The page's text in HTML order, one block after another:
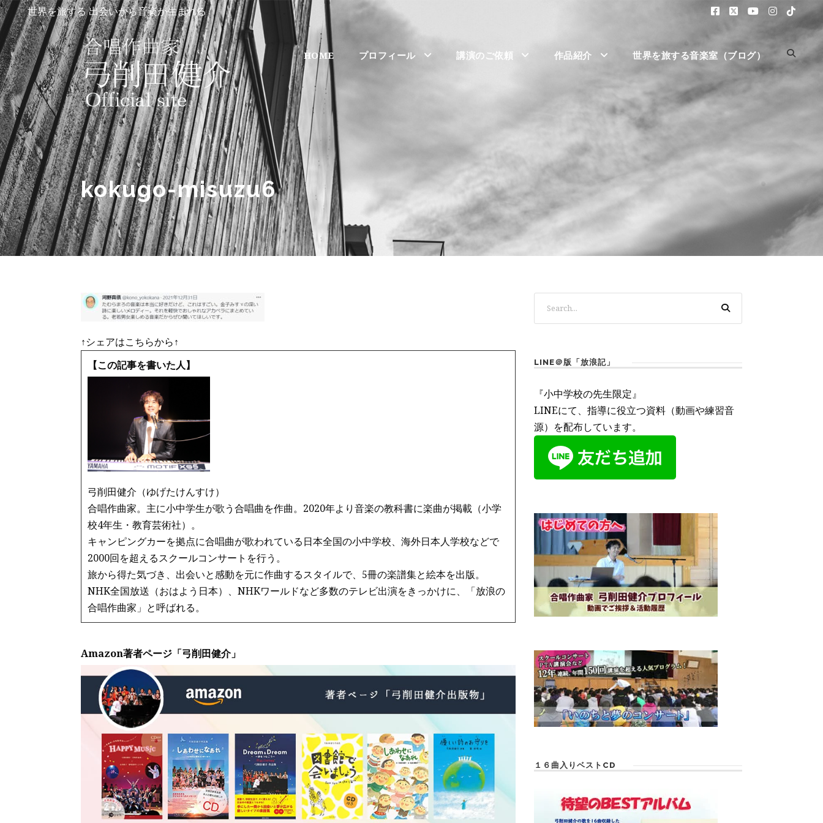
世界を旅する 出会いから音楽が生まれる
HOME プロフィール 講演のご依頼 作品紹介 世界を旅する音楽室（ブログ）
kokugo-misuzu6
↑シェアはこちらから↑
【この記事を書いた人】
弓削田健介（ゆげたけんすけ）
合唱作曲家。主に小中学生が歌う合唱曲を作曲。2020年より音楽の教科書に楽曲が掲載（小学
校4年生・教育芸術社）。
キャンピングカーを拠点に合唱曲が歌われている日本全国の小中学校、海外日本人学校などで
2000回を超えるスクールコンサートを行う。
旅から得た気づき、出会いと感動を元に作曲するスタイルで、5冊の楽譜集と絵本を出版。
NHK全国放送（おはよう日本）、NHKワールドなど多数のテレビ出演をきっかけに、「放浪の
合唱作曲家」と呼ばれる。
Amazon著者ページ「弓削田健介」
LINE＠版「放浪記」
『小中学校の先生限定』
LINEにて、指導に役立つ資料（動画や練習音
源）を配布しています。
１６曲入りベストCD